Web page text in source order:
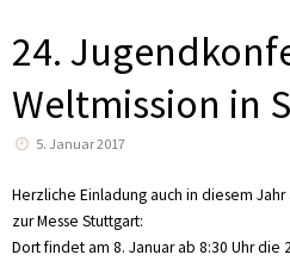
24.
Weltmission in
5. Januar 2017
Herzliche Einladung auch in diesem
zur Messe Stuttgart:
Dort findet am 8. Januar ab 8:30 Uhr